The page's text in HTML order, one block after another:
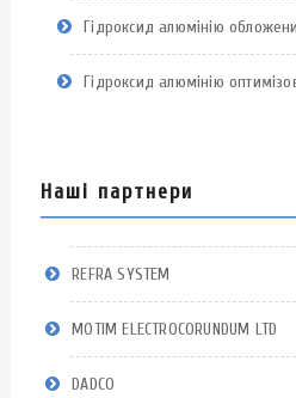
Гідроксид алюмінію
Гідроксид алюмінію
Наші партнери
REFRA SYSTEM
MOTIM ELECTROCORUNDUM LTD
DADCO